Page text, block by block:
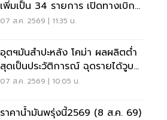
เพิ่มเป็น 34 รายการ เปิดทางเบิก
ค่าซอฟต์แวร์
07 ส.ค. 2569 | 11:35 น.
อุตฯมันสำปะหลัง โคม่า ผลผลิตต่ำ
สุดเป็นประวัติการณ์ ฉุดรายได้วูบ
กว่า 8.5 หมื่นล้าน
07 ส.ค. 2569 | 10:05 น.
ราคาน้ำมันพรุ่งนี้2569 (8 ส.ค. 69)